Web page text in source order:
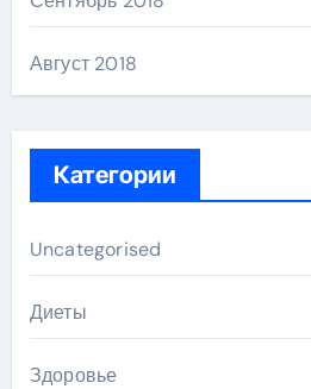
Август 2018
Категории
Uncategorised
Диеты
Здоровье